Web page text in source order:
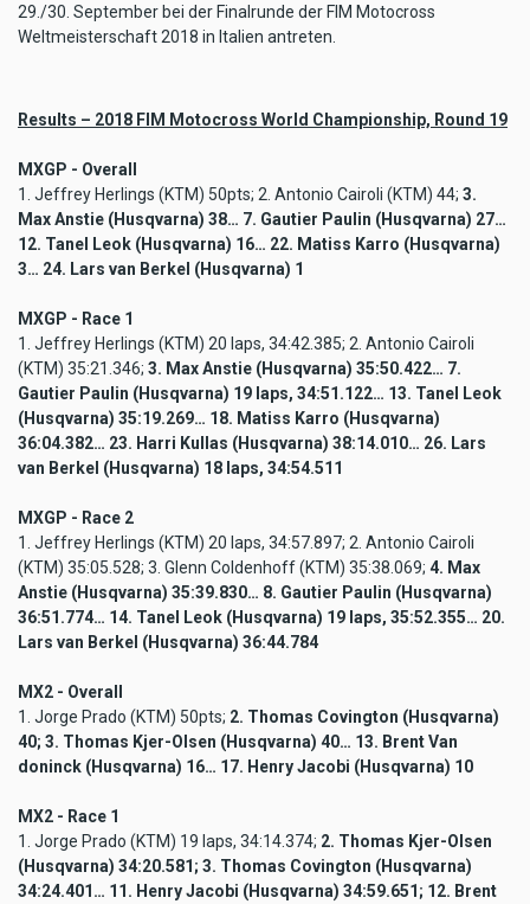
29./30. September bei der Finalrunde der FIM Motocross
Weltmeisterschaft 2018 in Italien antreten.
Results – 2018 FIM Motocross World Championship, Round 19
MXGP - Overall
1. Jeffrey Herlings (KTM) 50pts; 2. Antonio Cairoli (KTM) 44; 3.
Max Anstie (Husqvarna) 38… 7. Gautier Paulin (Husqvarna) 27…
12. Tanel Leok (Husqvarna) 16… 22. Matiss Karro (Husqvarna)
3… 24. Lars van Berkel (Husqvarna) 1
MXGP - Race 1
1. Jeffrey Herlings (KTM) 20 laps, 34:42.385; 2. Antonio Cairoli
(KTM) 35:21.346; 3. Max Anstie (Husqvarna) 35:50.422… 7.
Gautier Paulin (Husqvarna) 19 laps, 34:51.122… 13. Tanel Leok
(Husqvarna) 35:19.269… 18. Matiss Karro (Husqvarna)
36:04.382… 23. Harri Kullas (Husqvarna) 38:14.010… 26. Lars
van Berkel (Husqvarna) 18 laps, 34:54.511
MXGP - Race 2
1. Jeffrey Herlings (KTM) 20 laps, 34:57.897; 2. Antonio Cairoli
(KTM) 35:05.528; 3. Glenn Coldenhoff (KTM) 35:38.069; 4. Max
Anstie (Husqvarna) 35:39.830… 8. Gautier Paulin (Husqvarna)
36:51.774… 14. Tanel Leok (Husqvarna) 19 laps, 35:52.355… 20.
Lars van Berkel (Husqvarna) 36:44.784
MX2 - Overall
1. Jorge Prado (KTM) 50pts; 2. Thomas Covington (Husqvarna)
40; 3. Thomas Kjer-Olsen (Husqvarna) 40… 13. Brent Van
doninck (Husqvarna) 16… 17. Henry Jacobi (Husqvarna) 10
MX2 - Race 1
1. Jorge Prado (KTM) 19 laps, 34:14.374; 2. Thomas Kjer-Olsen
(Husqvarna) 34:20.581; 3. Thomas Covington (Husqvarna)
34:24.401… 11. Henry Jacobi (Husqvarna) 34:59.651; 12. Brent